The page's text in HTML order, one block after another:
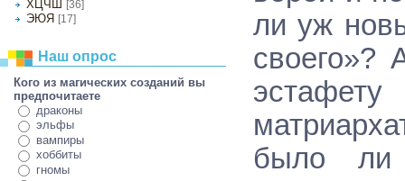
ХЦЧШ [36]
ЭЮЯ [17]
Наш опрос
Кого из магических созданий вы
предпочитаете
драконы
эльфы
вампиры
хоббиты
гномы
ли уж
своего»?
было ли